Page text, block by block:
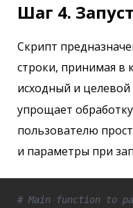
Шаг 4.
Скрипт
строки, принимая в
исходный и
упрощает
пользователю
и параметры при
# Main function to